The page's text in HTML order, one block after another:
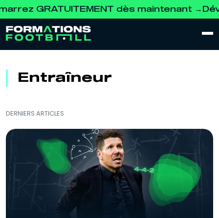
dès maintenant →
Entraîneur
DERNIERS ARTICLES